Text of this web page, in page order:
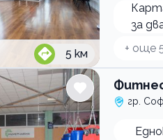
5 км
за
+ още
гр.